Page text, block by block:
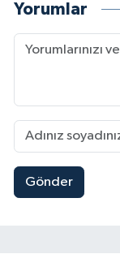
Yorumlar
Gönder